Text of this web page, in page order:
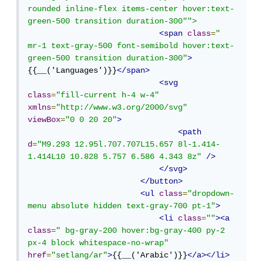
rounded inline-flex items-center hover:text-
green-500 transition duration-300"">
<span
class="
mr-1 text-gray-500 font-semibold hover:text-
green-500 transition duration-300">
{{__('Languages')}}</span>
<svg
class="fill-current h-4 w-4"
xmlns="http://www.w3.org/2000/svg"
viewBox="0 0 20 20">
<path
d="M9.293 12.95l.707.707L15.657 8l-1.414-
1.414L10 10.828 5.757 6.586 4.343 8z"
/>
</svg>
</button>
<ul
class="dropdown-
menu absolute hidden text-gray-700 pt-1">
<li
class=""><a
class=" bg-gray-200 hover:bg-gray-400 py-2
px-4 block whitespace-no-wrap"
href="setlang/ar">{{__('Arabic')}}</a></li>